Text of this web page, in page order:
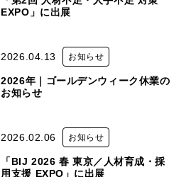
EXPO」に出展
2026.04.13 お知らせ
2026年｜ゴールデンウィーク休業の
お知らせ
2026.02.06 お知らせ
「BIJ 2026 春 東京／人材育成・採
用支援 EXPO」に出展